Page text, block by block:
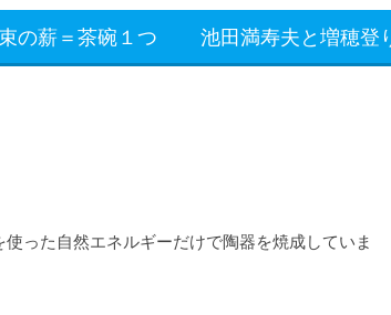
の薪＝茶碗１つ 池田満寿夫と増穂
った自然エネルギーだけで陶器を焼成していま